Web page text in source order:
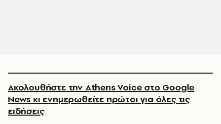
Ακολουθήστε την Athens Voice στο Google
News κι ενημερωθείτε πρώτοι για όλες τις
ειδήσεις